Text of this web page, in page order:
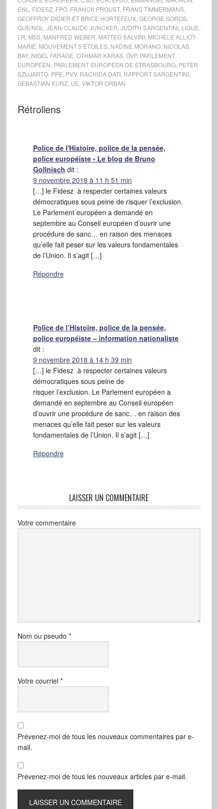
la faveur de la crise…
ENL
FIDESZ, FPÖ, FRANCK PROUST, FRANS TIMMERMANS,
GEOFFROY DIDIER ET BRICE HORTEFEUX, GEORGE SOROS,
GUE/NGL
JEAN-CLAUDE JUNCKER JUDITH SARGENTINI, LIGUE
LR M5S, MANFRED WEBER MATTEO SALVINI, MICHÈLE ALLIOT-
MARIE MOUVEMENT 5 ÉTOILES, NADINE MORANO, NICOLAS
BAY, NIGEL FARAGE OTHMAR KARAS, ÖVP, PARLEMENT
EUROPÉEN PARLEMENT EUROPÉEN DE STRASBOURG, PETER
SZIJJARTO, PPE PVV, RACHIDA DATI, RAPPORT SARGENTINI,
SEBASTIAN KURZ, UE VIKTOR ORBAN
Rétroliens
Police de l'Histoire, police de la pensée,
police européiste • Le blog de Bruno
Gollnisch dit :
9 novembre 2018 à 11 h 51 min
[…] le Fidesz à respecter certaines valeurs
démocratiques sous peine de risquer l’exclusion.
Le Parlement européen a demandé en
septembre au Conseil européen d’ouvrir une
procédure de sanc… en raison des menaces
qu’elle fait peser sur les valeurs fondamentales
de l’Union. Il s’agit […]
Répondre
Police de l’Histoire, police de la pensée,
police européiste – information nationaliste
dit :
9 novembre 2018 à 14 h 39 min
[…] le Fidesz à respecter certaines valeurs
démocratiques sous peine de
risquer l’exclusion. Le Parlement européen a
demandé en septembre au Conseil européen
d’ouvrir une procédure de sanc… en raison des
menaces qu’elle fait peser sur les valeurs
fondamentales de l’Union. Il s’agit […]
Répondre
LAISSER UN COMMENTAIRE
Votre commentaire
Nom ou pseudo *
Votre courriel *
Prévenez-moi de tous les nouveaux commentaires par e-
mail.
Prévenez-moi de tous les nouveaux articles par e-mail.